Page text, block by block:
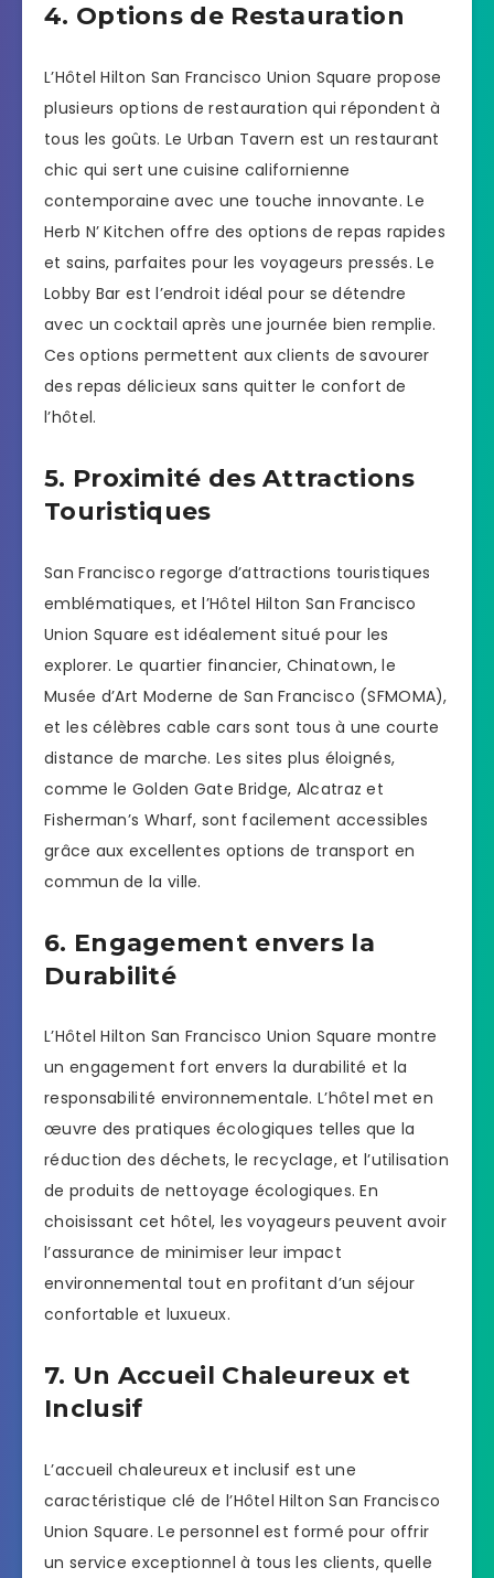
4. Options de Restauration
L’Hôtel Hilton San Francisco Union Square propose
plusieurs options de restauration qui répondent à
tous les goûts. Le Urban Tavern est un restaurant
chic qui sert une cuisine californienne
contemporaine avec une touche innovante. Le
Herb N’ Kitchen offre des options de repas rapides
et sains, parfaites pour les voyageurs pressés. Le
Lobby Bar est l’endroit idéal pour se détendre
avec un cocktail après une journée bien remplie.
Ces options permettent aux clients de savourer
des repas délicieux sans quitter le confort de
l’hôtel.
5. Proximité des Attractions
Touristiques
San Francisco regorge d’attractions touristiques
emblématiques, et l’Hôtel Hilton San Francisco
Union Square est idéalement situé pour les
explorer. Le quartier financier, Chinatown, le
Musée d’Art Moderne de San Francisco (SFMOMA),
et les célèbres cable cars sont tous à une courte
distance de marche. Les sites plus éloignés,
comme le Golden Gate Bridge, Alcatraz et
Fisherman’s Wharf, sont facilement accessibles
grâce aux excellentes options de transport en
commun de la ville.
6. Engagement envers la
Durabilité
L’Hôtel Hilton San Francisco Union Square montre
un engagement fort envers la durabilité et la
responsabilité environnementale. L’hôtel met en
œuvre des pratiques écologiques telles que la
réduction des déchets, le recyclage, et l’utilisation
de produits de nettoyage écologiques. En
choisissant cet hôtel, les voyageurs peuvent avoir
l’assurance de minimiser leur impact
environnemental tout en profitant d’un séjour
confortable et luxueux.
7. Un Accueil Chaleureux et
Inclusif
L’accueil chaleureux et inclusif est une
caractéristique clé de l’Hôtel Hilton San Francisco
Union Square. Le personnel est formé pour offrir
un service exceptionnel à tous les clients, quelle